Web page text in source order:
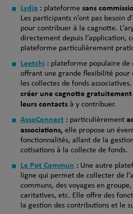
Lydia :plateforme sans
Les participants n’ont pas besoin
pour contribuer à la cagnotte.
directement depuis l’application,
plateforme particulièrement
Leetchi :plateforme populaire de
offrant une grande flexibilité pour
les collectes de fonds
créer une cagnotte gratuitement
leurs contactsà y contribuer.
AssoConnect :particulièrement
associations,elle propose un
fonctionnalités, allant de la
cotisations à la collecte de fonds.
Le Pot Commun :Une autre
ligne qui permet de collecter de
communs, des voyages en
caritatives, etc. Elle offre des
la gestion des contributions et le